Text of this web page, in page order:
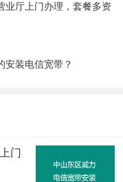
业厅上门办理，套餐多资
安装电信宽带？
门